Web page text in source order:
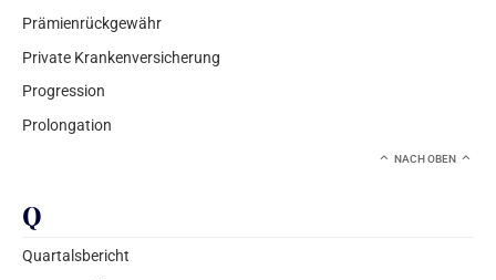
Prämienrückgewähr
Private Krankenversicherung
Progression
Prolongation
NACH OBEN
Q
Quartalsbericht